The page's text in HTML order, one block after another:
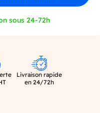
sous 24-72h
Livraison rapide
en 24/72h